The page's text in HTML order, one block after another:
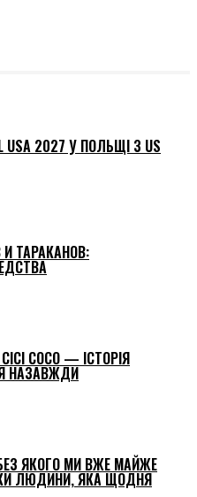
USA 2027 У ПОЛЬЩІ З US
ТАРАКАНОВ:
COCO — ІСТОРІЯ
НАЗАВЖДИ
ЯКОГО МИ ВЖЕ МАЙЖЕ
ЛЮДИНИ, ЯКА ЩОДНЯ